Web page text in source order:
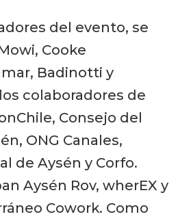
del evento, se
Cooke
Badinotti y
colaboradores de
Consejo del
ONG Canales,
de Aysén y Corfo.
Aysén Rov, wherEX y
Cowork. Como